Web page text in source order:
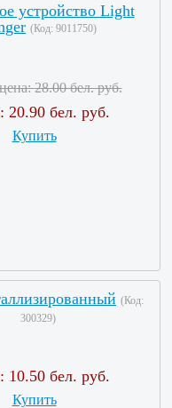
устройство Light
(Код: 9011750)
28.00 бел. руб.
20.90 бел. руб.
Купить
(Код:
300329)
10.50 бел. руб.
Купить